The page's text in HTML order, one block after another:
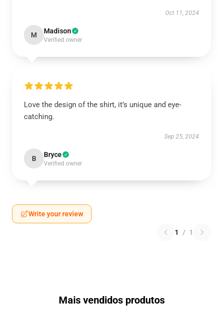
Oct 11, 2024
M Madison
Verified owner
Love the design of the shirt, it’s unique and eye-
catching.
Sep 25, 2024
B Bryce
Verified owner
Write your review
1 / 1
Mais vendidos produtos